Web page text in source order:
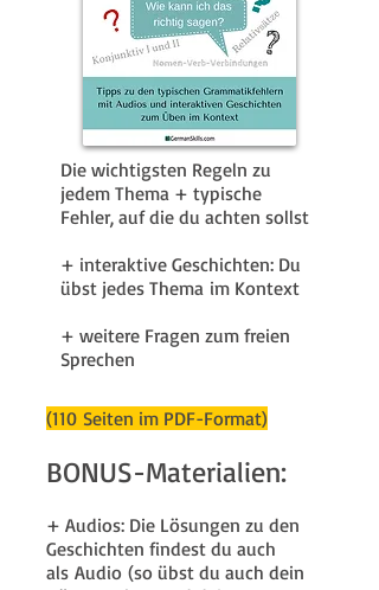
Die wichtigsten Regeln zu
jedem Thema + typische
Fehler, auf die du achten sollst
+ interaktive Geschichten: Du
übst jedes Thema im Kontext
+ weitere Fragen zum freien
Sprechen
(110 Seiten im PDF-Format)
BONUS-Materialien:
+ Audios: Die Lösungen zu den
Geschichten findest du auch
als Audio (so übst du auch dein